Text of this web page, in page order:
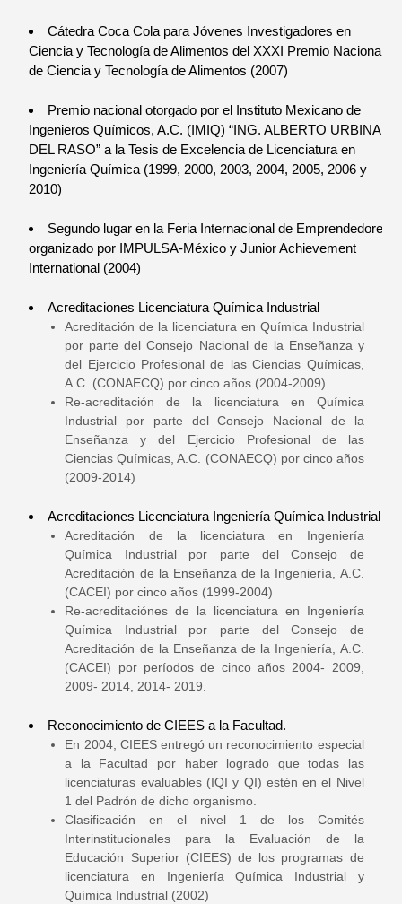
Cátedra Coca Cola para Jóvenes Investigadores en
Ciencia y Tecnología de Alimentos del XXXI Premio Nacional
de Ciencia y Tecnología de Alimentos (2007)
Premio nacional otorgado por el Instituto Mexicano de
Ingenieros Químicos, A.C. (IMIQ) “ING. ALBERTO URBINA
DEL RASO” a la Tesis de Excelencia de Licenciatura en
Ingeniería Química (1999, 2000, 2003, 2004, 2005, 2006 y
2010)
Segundo lugar en la Feria Internacional de Emprendedores
organizado por IMPULSA-México y Junior Achievement
International (2004)
Acreditaciones Licenciatura Química Industrial
Acreditación de la licenciatura en Química Industrial
por parte del Consejo Nacional de la Enseñanza y
del Ejercicio Profesional de las Ciencias Químicas,
A.C. (CONAECQ) por cinco años (2004-2009)
Re-acreditación de la licenciatura en Química
Industrial por parte del Consejo Nacional de la
Enseñanza y del Ejercicio Profesional de las
Ciencias Químicas, A.C. (CONAECQ) por cinco años
(2009-2014)
Acreditaciones Licenciatura Ingeniería Química Industrial
Acreditación de la licenciatura en Ingeniería
Química Industrial por parte del Consejo de
Acreditación de la Enseñanza de la Ingeniería, A.C.
(CACEI) por cinco años (1999-2004)
Re-acreditaciónes de la licenciatura en Ingeniería
Química Industrial por parte del Consejo de
Acreditación de la Enseñanza de la Ingeniería, A.C.
(CACEI) por períodos de cinco años 2004- 2009,
2009- 2014, 2014- 2019.
Reconocimiento de CIEES a la Facultad.
En 2004, CIEES entregó un reconocimiento especial
a la Facultad por haber logrado que todas las
licenciaturas evaluables (IQI y QI) estén en el Nivel
1 del Padrón de dicho organismo.
Clasificación en el nivel 1 de los Comités
Interinstitucionales para la Evaluación de la
Educación Superior (CIEES) de los programas de
licenciatura en Ingeniería Química Industrial y
Química Industrial (2002)